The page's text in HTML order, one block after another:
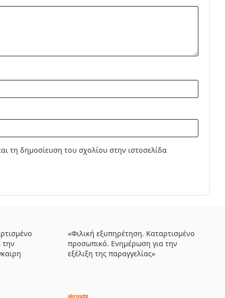
τη δημοσίευση του σχολίου στην ιστοσελίδα
Φιλική εξυπηρέτηση. Καταρτισμένο
προσωπικό. Ενημέρωση για την
εξέλιξη της παραγγελίας